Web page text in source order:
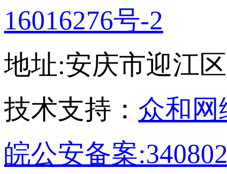
16016276号-2
地址:安庆市迎江
技术支持： 众和网
皖公安备案